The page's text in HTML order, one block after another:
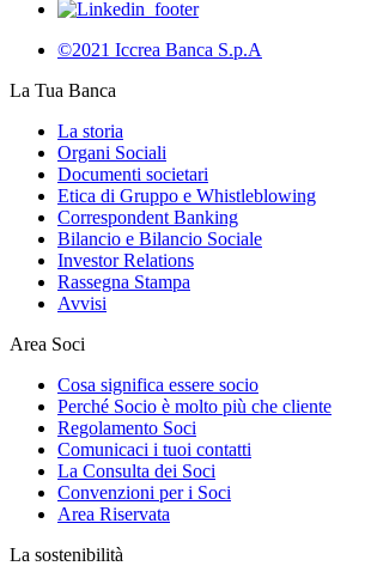
©2021 Iccrea Banca S.p.A
La Tua Banca
La storia
Organi Sociali
Documenti societari
Etica di Gruppo e Whistleblowing
Correspondent Banking
Bilancio e Bilancio Sociale
Investor Relations
Rassegna Stampa
Avvisi
Area Soci
Cosa significa essere socio
Perché Socio è molto più che cliente
Regolamento Soci
Comunicaci i tuoi contatti
La Consulta dei Soci
Convenzioni per i Soci
Area Riservata
La sostenibilità